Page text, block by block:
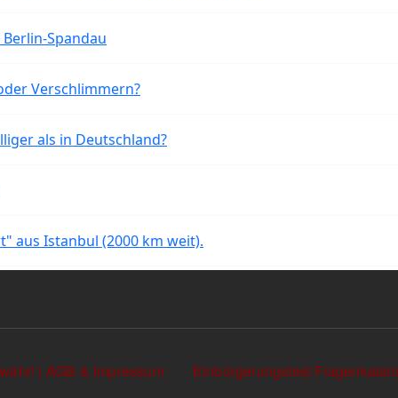
Spandau
Verschlimmern?
als in Deutschland?
aus Istanbul (2000 km weit).
| AGB & Impressum Einbürgerungstest